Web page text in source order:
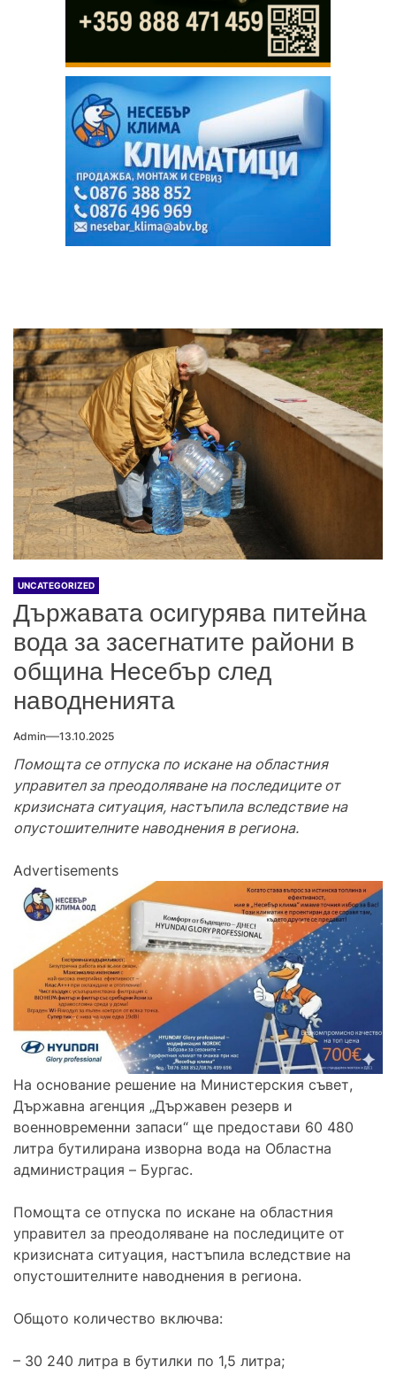
UNCATEGORIZED
Държавата осигурява питейна
вода за засегнатите райони в
община Несебър след
наводненията
Admin 13.10.2025
Помощта се отпуска по искане на областния
управител за преодоляване на последиците от
кризисната ситуация, настъпила вследствие на
опустошителните наводнения в региона.
Advertisements
На основание решение на Министерския съвет,
Държавна агенция „Държавен резерв и
военновременни запаси“ ще предостави 60 480
литра бутилирана изворна вода на Областна
администрация – Бургас.
Помощта се отпуска по искане на областния
управител за преодоляване на последиците от
кризисната ситуация, настъпила вследствие на
опустошителните наводнения в региона.
Общото количество включва:
– 30 240 литра в бутилки по 1,5 литра;